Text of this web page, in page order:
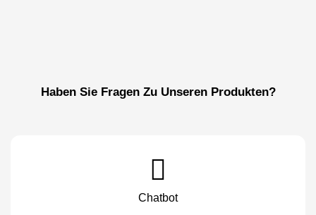
Haben Sie Fragen Zu Unseren Produkten?
Chatbot